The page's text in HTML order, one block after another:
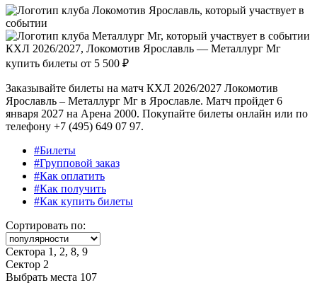
КХЛ 2026/2027, Локомотив Ярославль — Металлург Мг
купить билеты от 5 500 ₽
Заказывайте билеты на матч КХЛ 2026/2027 Локомотив
Ярославль – Металлург Мг в Ярославле. Матч пройдет 6
января 2027 на Арена 2000. Покупайте билеты онлайн или по
телефону +7 (495) 649 07 97.
#Билеты
#Групповой заказ
#Как оплатить
#Как получить
#Как купить билеты
Сортировать по:
Сектора 1, 2, 8, 9
Сектор 2
Выбрать места 107